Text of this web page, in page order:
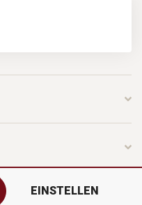
EINSTELLEN